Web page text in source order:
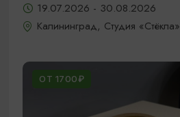
19.07.2026 - 30.08.2026
Калининград, Студия «Стёкла»
ОТ 1700₽